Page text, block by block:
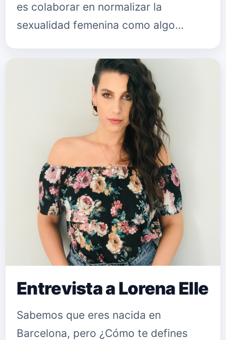
es colaborar en normalizar la
sexualidad femenina como algo…
Entrevista a Lorena Elle
Sabemos que eres nacida en
Barcelona, pero ¿Cómo te defines